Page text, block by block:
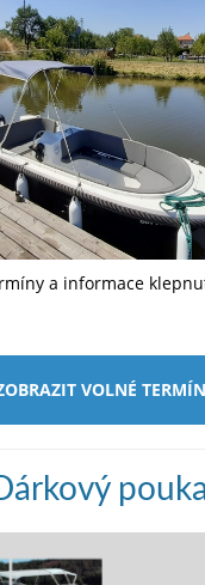
a informace
VOLNÉ